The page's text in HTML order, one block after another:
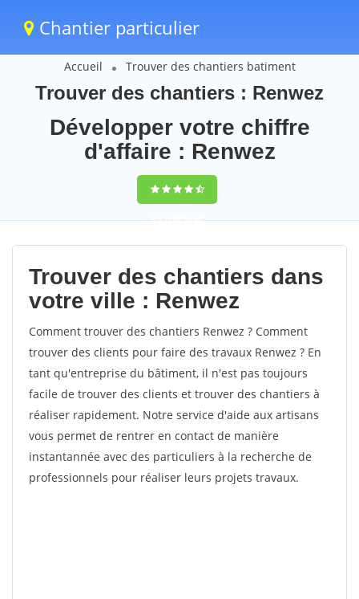
Chantier particulier
Accueil Trouver des chantiers batiment
Trouver des chantiers : Renwez
Développer votre chiffre
d'affaire : Renwez
9,5(100%)60
votes
Trouver des chantiers dans
votre ville : Renwez
Comment trouver des chantiers Renwez ? Comment
trouver des clients pour faire des travaux Renwez ? En
tant qu'entreprise du bâtiment, il n'est pas toujours
facile de trouver des clients et trouver des chantiers à
réaliser rapidement. Notre service d'aide aux artisans
vous permet de rentrer en contact de manière
instantannée avec des particuliers à la recherche de
professionnels pour réaliser leurs projets travaux.